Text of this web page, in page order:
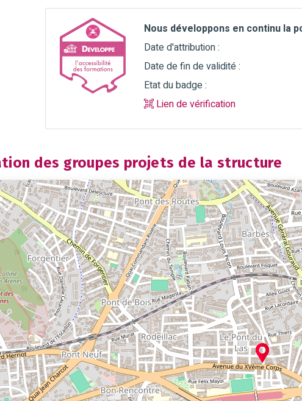
Nous développons en continu la
Date d'attribution :
Date de fin de validité :
Etat du badge :
Lien de vérification
des groupes projets de la structure